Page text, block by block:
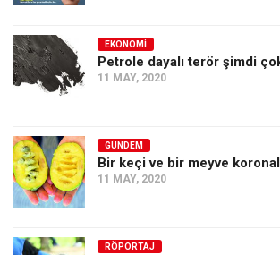
EKONOMI
Petrole dayalı terör şimdi
11 MAY, 2020
GÜNDEM
Bir keçi ve bir meyve
11 MAY, 2020
RÖPORTAJ